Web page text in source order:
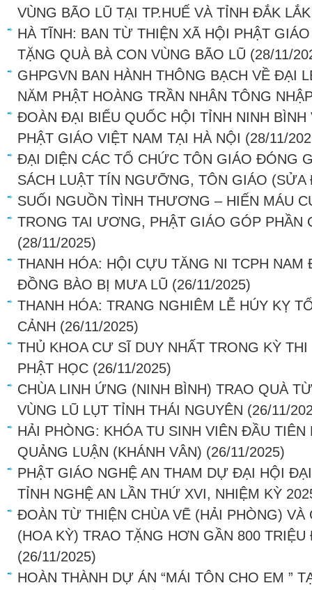
VÙNG BÃO LŨ TẠI TP.HUẾ VÀ TỈNH ĐẮK LẮK
HÀ TĨNH: BAN TỪ THIỆN XÃ HỘI PHẬT
TẶNG QUÀ BÀ CON VÙNG BÃO LŨ (28/11/
GHPGVN BAN HÀNH THÔNG BẠCH VỀ ĐẠI
NĂM PHẬT HOÀNG TRẦN NHÂN TÔNG
ĐOÀN ĐẠI BIỂU QUỐC HỘI TỈNH NINH BÌNH
PHẬT GIÁO VIỆT NAM TẠI HÀ NỘI (28/11/
ĐẠI DIỆN CÁC TỔ CHỨC TÔN GIÁO ĐÓNG
SÁCH LUẬT TÍN NGƯỠNG, TÔN GIÁO (SỬA
SUỐI NGUỒN TÌNH THƯƠNG – HIẾN MÁU
TRONG TAI ƯƠNG, PHẬT GIÁO GÓP PHẦN
(28/11/2025)
THANH HÓA: HỘI CỰU TĂNG NI TCPH
ĐỒNG BÀO BỊ MƯA LŨ (26/11/2025)
THANH HÓA: TRANG NGHIÊM LỄ HÚY KỴ
CẢNH (26/11/2025)
THỦ KHOA CƯ SĨ DUY NHẤT TRONG KỲ
PHẬT HỌC (26/11/2025)
CHÙA LINH ỨNG (NINH BÌNH) TRAO QUÀ
VÙNG LŨ LỤT TỈNH THÁI NGUYÊN (26/11/
HẢI PHÒNG: KHÓA TU SINH VIÊN ĐẦU TIÊN
QUẢNG LUẬN (KHÁNH VÂN) (26/11/2025)
PHẬT GIÁO NGHỆ AN THAM DỰ ĐẠI HỘI
TỈNH NGHỆ AN LẦN THỨ XVI, NHIỆM KỲ
ĐOÀN TỪ THIỆN CHÙA VẼ (HẢI PHÒNG) VÀ
(HOA KỲ) TRAO TẶNG HƠN GẦN 800
(26/11/2025)
HOÀN THÀNH DỰ ÁN “MÁI TÔN CHO EM ”